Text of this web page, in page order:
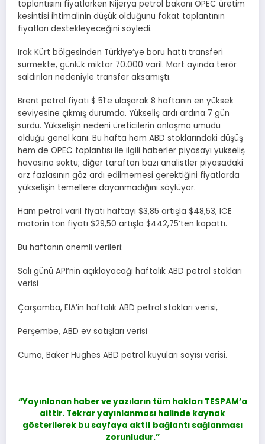
toplantısını fiyatlarken Nijerya petrol bakanı OPEC üretim
kesintisi ihtimalinin düşük olduğunu fakat toplantının
fiyatları destekleyeceğini söyledi.
Irak Kürt bölgesinden Türkiye’ye boru hattı transferi
sürmekte, günlük miktar 70.000 varil. Mart ayında terör
saldırıları nedeniyle transfer aksamıştı.
Brent petrol fiyatı $ 51’e ulaşarak 8 haftanın en yüksek
seviyesine çıkmış durumda. Yükseliş ardı ardına 7 gün
sürdü. Yükselişin nedeni üreticilerin anlaşma umudu
olduğu genel kanı. Bu hafta hem ABD stoklarındaki düşüş
hem de OPEC toplantısı ile ilgili haberler piyasayı yükseliş
havasına soktu; diğer taraftan bazı analistler piyasadaki
arz fazlasının göz ardı edilmemesi gerektiğini fiyatlarda
yükselişin temellere dayanmadığını söylüyor.
Ham petrol varil fiyatı haftayı $3,85 artışla $48,53, ICE
motorin ton fiyatı $29,50 artışla $442,75’ten kapattı.
Bu haftanın önemli verileri:
Salı günü API’nin açıklayacağı haftalık ABD petrol stokları
verisi
Çarşamba, EIA’in haftalık ABD petrol stokları verisi,
Perşembe, ABD ev satışları verisi
Cuma, Baker Hughes ABD petrol kuyuları sayısı verisi.
“Yayınlanan haber ve yazıların tüm hakları TESPAM’a
aittir. Tekrar yayınlanması halinde kaynak
gösterilerek bu sayfaya aktif bağlantı sağlanması
zorunludur.”